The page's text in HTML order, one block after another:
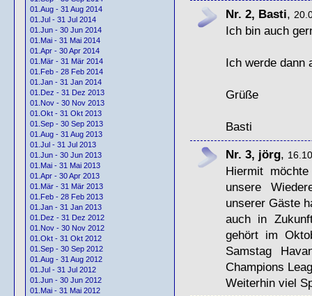
01.Aug - 31 Aug 2014
01.Jul - 31 Jul 2014
01.Jun - 30 Jun 2014
01.Mai - 31 Mai 2014
01.Apr - 30 Apr 2014
01.Mär - 31 Mär 2014
01.Feb - 28 Feb 2014
01.Jan - 31 Jan 2014
01.Dez - 31 Dez 2013
01.Nov - 30 Nov 2013
01.Okt - 31 Okt 2013
01.Sep - 30 Sep 2013
01.Aug - 31 Aug 2013
01.Jul - 31 Jul 2013
01.Jun - 30 Jun 2013
01.Mai - 31 Mai 2013
01.Apr - 30 Apr 2013
01.Mär - 31 Mär 2013
01.Feb - 28 Feb 2013
01.Jan - 31 Jan 2013
01.Dez - 31 Dez 2012
01.Nov - 30 Nov 2012
01.Okt - 31 Okt 2012
01.Sep - 30 Sep 2012
01.Aug - 31 Aug 2012
01.Jul - 31 Jul 2012
01.Jun - 30 Jun 2012
01.Mai - 31 Mai 2012
Nr. 2, Basti,
Ich bin auch
Ich werde dann
Grüße
Basti
Nr. 3, jörg,
Hiermit
unsere
unserer Gäste
auch in
gehört im
Samstag
Champions
Weiterhin viel